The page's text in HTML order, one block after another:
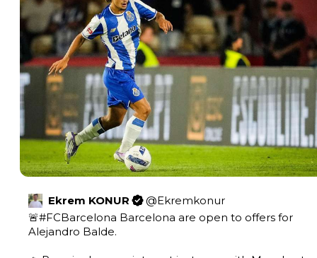
Ekrem KONUR @Ekremkonur
🚨#FCBarcelona Barcelona are open to offers for
Alejandro Balde.